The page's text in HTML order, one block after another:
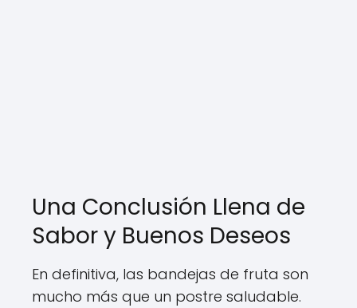
Una Conclusión Llena de
Sabor y Buenos Deseos
En definitiva, las bandejas de fruta son
mucho más que un postre saludable.